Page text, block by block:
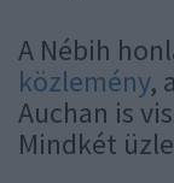
A Nébih
közlemény,
Auchan is
Mindkét